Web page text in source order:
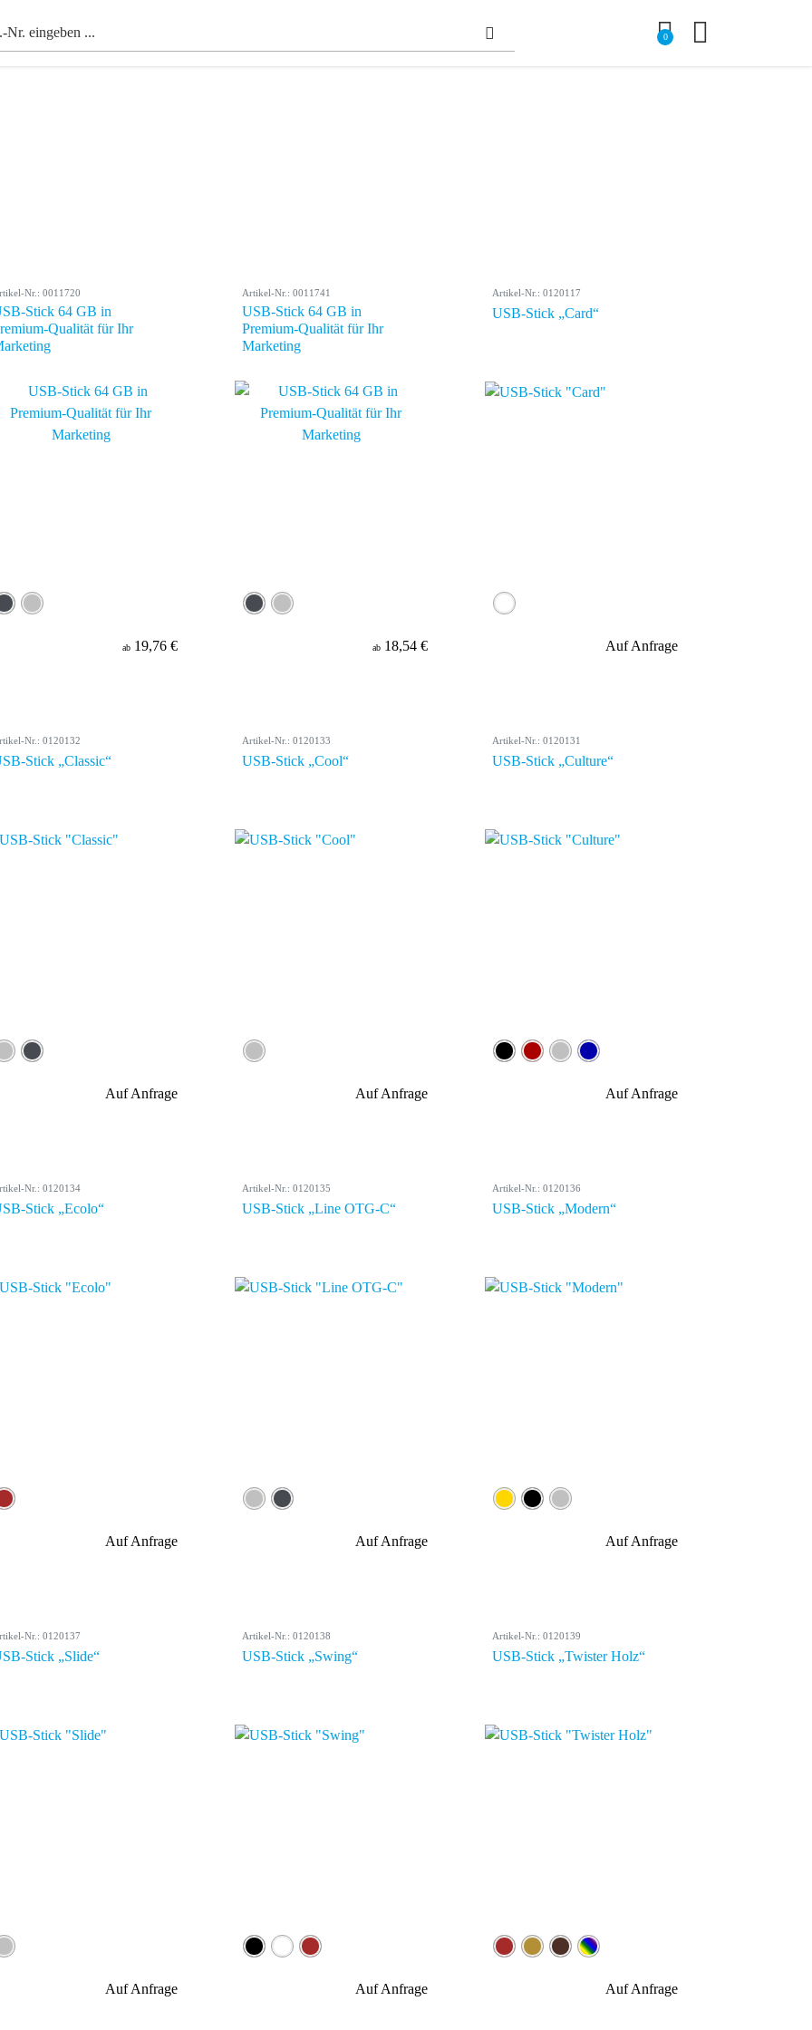
0
Nr.: 0011720
Stick 64 GB in
Qualität für Ihr
ab 19,76 €
Artikel-Nr.: 0011741
USB-Stick 64 GB in
Premium-Qualität für Ihr
Marketing
ab 18,54 €
Artikel-Nr.: 0120117
USB-Stick „Card“
Auf Anfrage
Nr.: 0120132
Stick „Classic“
Auf Anfrage
Artikel-Nr.: 0120133
USB-Stick „Cool“
Auf Anfrage
Artikel-Nr.: 0120131
USB-Stick „Culture“
Auf Anfrage
Nr.: 0120134
Stick „Ecolo“
Auf Anfrage
Artikel-Nr.: 0120135
USB-Stick „Line OTG-C“
Auf Anfrage
Artikel-Nr.: 0120136
USB-Stick „Modern“
Auf Anfrage
Nr.: 0120137
Stick „Slide“
Auf Anfrage
Artikel-Nr.: 0120138
USB-Stick „Swing“
Auf Anfrage
Artikel-Nr.: 0120139
USB-Stick „Twister Holz“
Auf Anfrage